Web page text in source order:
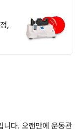
니다. 오랜만에 운동관